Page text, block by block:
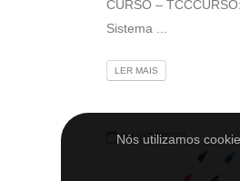
Nós utilizamos
CURSO –
Sistema ...
LER MAIS
04/07/2022